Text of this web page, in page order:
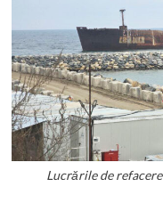
Lucrările de